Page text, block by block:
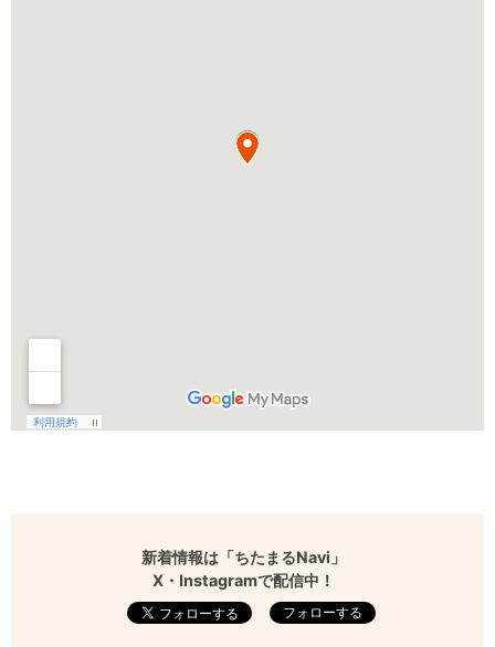
新着情報は「ちたまるNavi」
X・Instagramで配信中！
フォローする